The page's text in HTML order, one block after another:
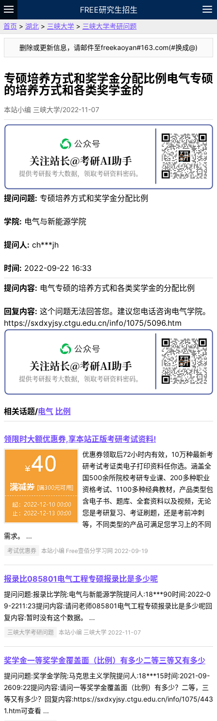
FREE研究生招生
题库
故事 专题 APP 笔记
VIP
资料
首页 > 湖北 > 三峡大学 > 三峡大学考研问题
删除或更新信息，请邮件至freekaoyan#163.com(#换成@)
专硕培养方式和奖学金分配比例电气专硕
的培养方式和各类奖学金的
本站小编 三峡大学/2022-11-07
提问问题: 专硕培养方式和奖学金分配比例
学院: 电气与新能源学院
提问人: ch***jh
时间: 2022-09-22 16:33
提问内容: 电气专硕的培养方式和各类奖学金的分配比例
回复内容: 这个问题无法回答您。建议您电话咨询电气学院。
https://sxdxyjsy.ctgu.edu.cn/info/1075/5096.htm
相关话题/电气 比例
领限时大额优惠券,享本站正版考研考试资料!
优惠券领取后72小时内有效，10万种最新考
研考试考证类电子打印资料任你选。涵盖全
国500余所院校考研专业课、200多种职业
资格考试、1100多种经典教材，产品类型包
含电子书、题库、全套资料以及视频，无论
您是考研复习、考证刷题，还是考前冲刺
等，不同类型的产品可满足您学习上的不同
需求。 ...
考试优惠券 本站小编 Free壹佰分学习网 2022-09-19
报录比085801电气工程专硕报录比是多少呢
提问问题:报录比学院:电气与新能源学院提问人:18***90时间:2022-0
9-2211:23提问内容:请问老师085801电气工程专硕报录比是多少呢回
复内容:暂时没有这个数据。 ...
三峡大学考研问题 本站小编 三峡大学 2022-11-07
奖学金一等奖学金覆盖面（比例）有多少二等三等又有多少
提问问题:奖学金学院:马克思主义学院提问人:18***15时间:2021-09-
2609:22提问内容:请问一等奖学金覆盖面（比例）有多少？二等，三
等又有多少？回复内容:https://sxdxyjsy.ctgu.edu.cn/info/1075/443
1.htm可查看 ...